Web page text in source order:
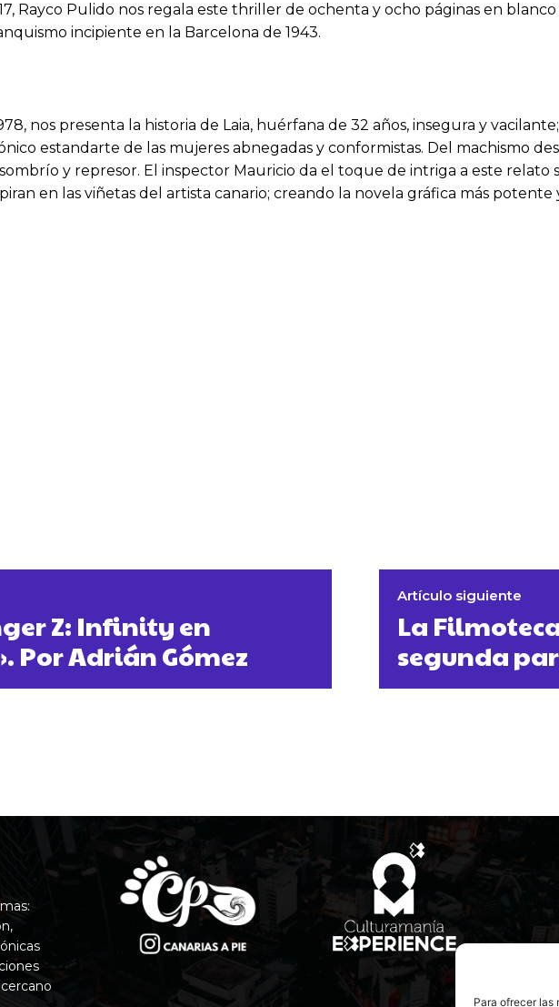
Para ofrecer las
Rayco Pulido nos regala este thriller de ochenta y ocho páginas en
incipiente en la Barcelona de 1943.
nos presenta la historia de Laia, huérfana de 32 años, insegura y
estandarte de las mujeres abnegadas y conformistas. Del machismo
y represor. El inspector Mauricio da el toque de intriga a este
en las viñetas del artista canario; creando la novela gráfica más
Z: Infinity en
Por Adrián Gómez
Artículo siguiente
La
segunda